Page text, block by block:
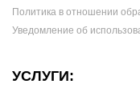
Политика в отношении
Уведомление об
УСЛУГИ: